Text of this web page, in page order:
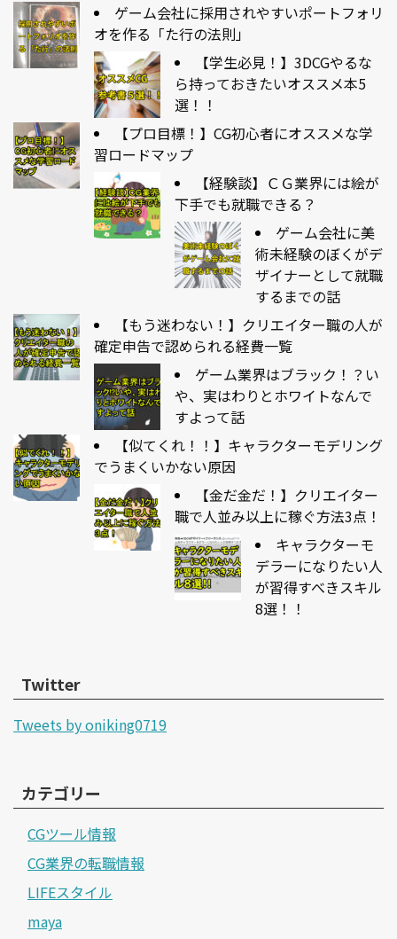
ゲーム会社に採用されやすいポートフォリ
オを作る「た行の法則」
【学生必見！】3DCGやるな
ら持っておきたいオススメ本5
選！！
【プロ目標！】CG初心者にオススメな学
習ロードマップ
【経験談】ＣＧ業界には絵が
下手でも就職できる？
ゲーム会社に美
術未経験のぼくがデ
ザイナーとして就職
するまでの話
【もう迷わない！】クリエイター職の人が
確定申告で認められる経費一覧
ゲーム業界はブラック！？い
や、実はわりとホワイトなんで
すよって話
【似てくれ！！】キャラクターモデリング
でうまくいかない原因
【金だ金だ！】クリエイター
職で人並み以上に稼ぐ方法3点！
キャラクターモ
デラーになりたい人
が習得すべきスキル
8選！！
Twitter
Tweets by oniking0719
カテゴリー
CGツール情報
CG業界の転職情報
LIFEスタイル
maya